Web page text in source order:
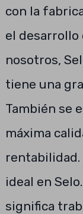
con la
el desarrollo
nosotros,
tiene una
También se
máxima
rentabilidad.
ideal en
significa